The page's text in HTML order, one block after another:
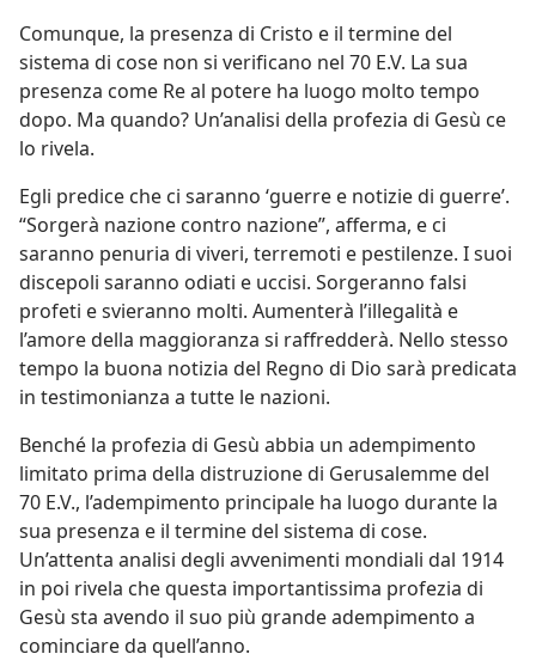
Comunque, la presenza di Cristo e il termine del
sistema di cose non si verificano nel 70 E.V. La sua
presenza come Re al potere ha luogo molto tempo
dopo. Ma quando? Un’analisi della profezia di Gesù ce
lo rivela.
Egli predice che ci saranno ‘guerre e notizie di guerre’.
“Sorgerà nazione contro nazione”, afferma, e ci
saranno penuria di viveri, terremoti e pestilenze. I suoi
discepoli saranno odiati e uccisi. Sorgeranno falsi
profeti e svieranno molti. Aumenterà l’illegalità e
l’amore della maggioranza si raffredderà. Nello stesso
tempo la buona notizia del Regno di Dio sarà predicata
in testimonianza a tutte le nazioni.
Benché la profezia di Gesù abbia un adempimento
limitato prima della distruzione di Gerusalemme del
70 E.V., l’adempimento principale ha luogo durante la
sua presenza e il termine del sistema di cose.
Un’attenta analisi degli avvenimenti mondiali dal 1914
in poi rivela che questa importantissima profezia di
Gesù sta avendo il suo più grande adempimento a
cominciare da quell’anno.